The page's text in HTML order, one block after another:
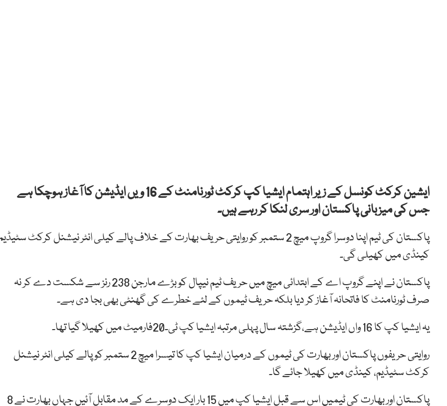
ایشین کرکٹ کونسل کے زیر اہتمام ایشیا کپ کرکٹ ٹورنامنٹ کے 16 ویں ایڈیشن کا آغاز ہوچکا ہے
جس کی میزبانی پاکستان اور سری لنکا کر رہے ہیں۔
پاکستان کی ٹیم اپنا دوسرا گروپ میچ 2 ستمبر کو روایتی حریف بھارت کے خلاف پالے کیلی انٹر نیشنل کرکٹ
کینڈی میں کھیلی گی۔
پاکستان نے اپنے گروپ اے کے ابتدائی میچ میں حریف ٹیم نیپال کو بڑے مارجن 238 رنز سے شکست دے کر نہ
صرف ٹورنامنٹ کا فاتحانہ آغاز کر دیا بلکہ حریف ٹیموں کے لئے خطرے کی گھنٹی بھی بجا دی ہے۔
یہ ایشیا کپ کا 16 واں ایڈیشن ہے،گزشتہ سال پہلی مرتبہ ایشیا کپ ٹی۔20فارمیٹ میں کھیلا گیا تھا۔
روایتی حریفوں پاکستان اور بھارت کی ٹیموں کے درمیان ایشیا کپ کا تیسرا میچ 2 ستمبر کو پالے کیلی انٹر نیشنل
کرکٹ سٹیڈیم، کینڈی میں کھیلا جائے گا۔
پاکستان اور بھارت کی ٹیمیں اس سے قبل ایشیا کپ میں 15 بار ایک دوسرے کے مد مقابل آئیں جہاں بھارت نے 8